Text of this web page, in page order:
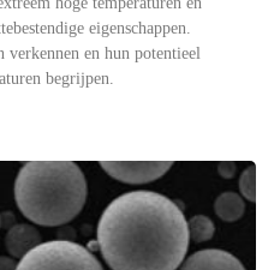
eigenschappen.
en hun potentieel
begrijpen.